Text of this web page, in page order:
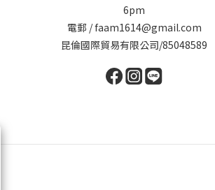
6pm
電郵 / faam1614@gmail.com
昆倫國際貿易有限公司/85048589